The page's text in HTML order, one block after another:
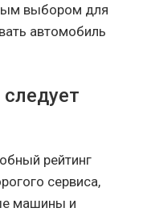
выбором для
автомобиль
рейтинг
сервиса,
машины и